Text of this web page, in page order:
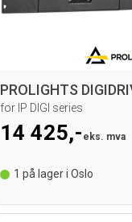
for IP DIGI series
14 425,- eks. mva
1 på lager i Oslo